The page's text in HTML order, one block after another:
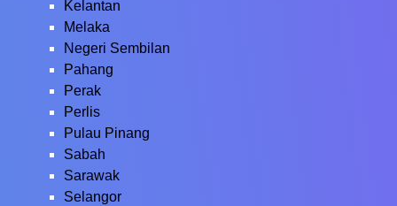
Kelantan
Melaka
Negeri Sembilan
Pahang
Perak
Perlis
Pulau Pinang
Sabah
Sarawak
Selangor